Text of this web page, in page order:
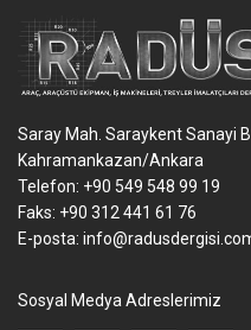
Saray Mah. Saraykent Sanayi
Kahramankazan/Ankara
Telefon: +90 549 548 99 19
Faks: +90 312 441 61 76
E-posta:
Sosyal Medya Adreslerimiz